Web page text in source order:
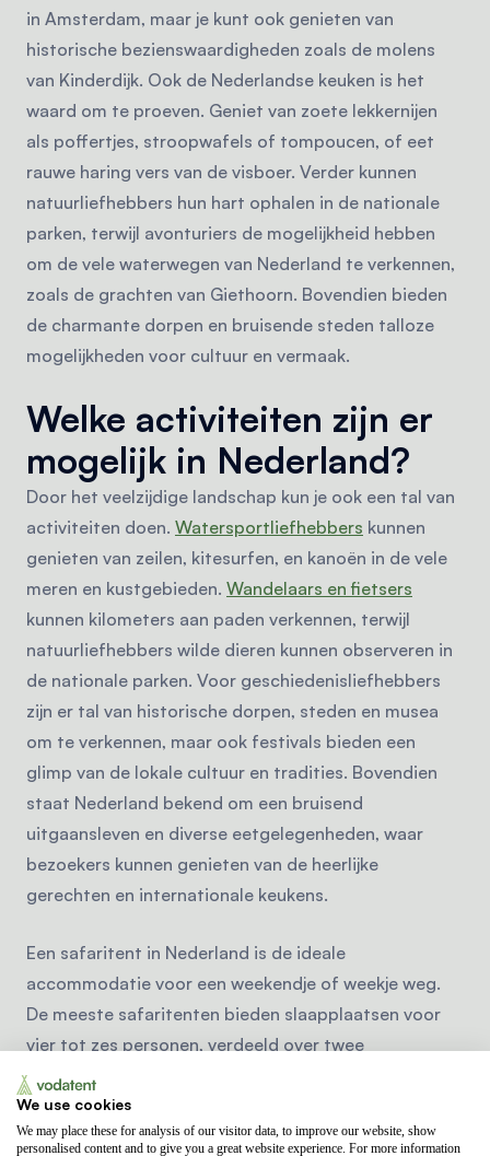
in Amsterdam, maar je kunt ook genieten van
historische bezienswaardigheden zoals de molens
van Kinderdijk. Ook de Nederlandse keuken is het
waard om te proeven. Geniet van zoete lekkernijen
als poffertjes, stroopwafels of tompoucen, of eet
rauwe haring vers van de visboer. Verder kunnen
natuurliefhebbers hun hart ophalen in de nationale
parken, terwijl avonturiers de mogelijkheid hebben
om de vele waterwegen van Nederland te verkennen,
zoals de grachten van Giethoorn. Bovendien bieden
de charmante dorpen en bruisende steden talloze
mogelijkheden voor cultuur en vermaak.
Welke activiteiten zijn er
mogelijk in Nederland?
Door het veelzijdige landschap kun je ook een tal van
activiteiten doen. Watersportliefhebbers kunnen
genieten van zeilen, kitesurfen, en kanoën in de vele
meren en kustgebieden. Wandelaars en fietsers
kunnen kilometers aan paden verkennen, terwijl
natuurliefhebbers wilde dieren kunnen observeren in
de nationale parken. Voor geschiedenisliefhebbers
zijn er tal van historische dorpen, steden en musea
om te verkennen, maar ook festivals bieden een
glimp van de lokale cultuur en tradities. Bovendien
staat Nederland bekend om een bruisend
uitgaansleven en diverse eetgelegenheden, waar
bezoekers kunnen genieten van de heerlijke
gerechten en internationale keukens.
Een safaritent in Nederland is de ideale
accommodatie voor een weekendje of weekje weg.
De meeste safaritenten bieden slaapplaatsen voor
vier tot zes personen, verdeeld over twee
slaapcabines. Daarnaast vind je er een keuken en
koelkast. Verblijf je in een safaritent met
is er ook een badkamer met douche, toilet en
We use cookies
We may place these for analysis of our visitor data, to improve our website, show
personalised content and to give you a great website experience. For more information